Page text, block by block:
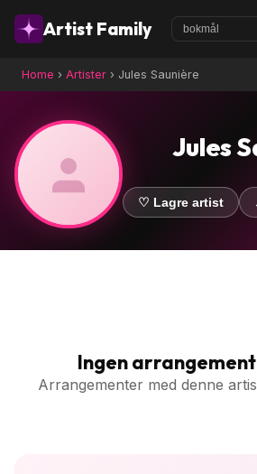
Artist Family
Home › Artister › Jules Saunière
Jules
♡ Lagre artist
Ingen
Arrangementer med denne